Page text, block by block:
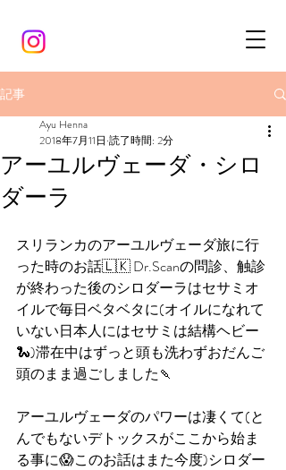
記事
アーユルヴェーダ・シロ
ダーラ
Ayu Henna
2018年7月11日 読了時間: 2分
スリランカのアーユルヴェーダ旅に行
った時のお話🇱🇰 Dr.Scanの問診、触診
が終わった後のシロダーラはセサミオ
イルで毎日ベタベタに(オイルになれて
いない日本人にはセサミは結構ヘビー
🐍)滞在中はずっと頭も洗わずおだんご
頭のまま過ごしました🍡
アーユルヴェーダのパワーは凄くて(と
んでもないデトックスがここから始ま
る事に😱このお話はまた今度)シロダー